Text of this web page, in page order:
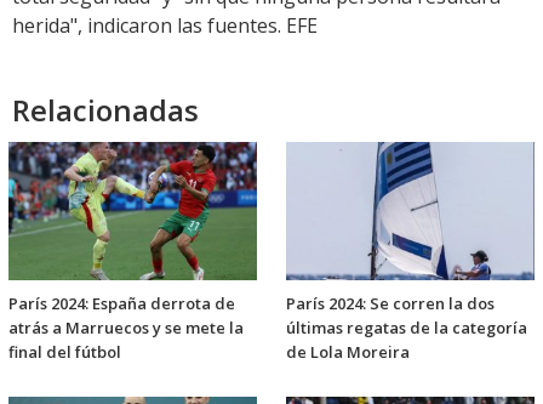
herida", indicaron las fuentes. EFE
Relacionadas
París 2024: España derrota de
atrás a Marruecos y se mete la
final del fútbol
París 2024: Se corren la dos
últimas regatas de la categoría
de Lola Moreira